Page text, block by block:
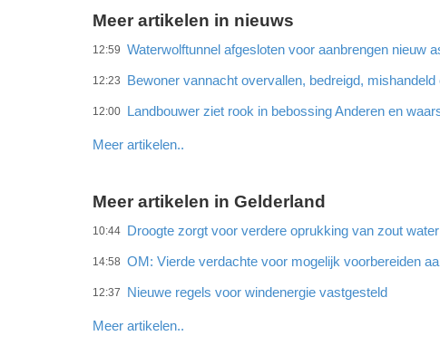
Meer artikelen in nieuws
12:59 Waterwolftunnel afgesloten voor aanbrengen nieuw
12:23 Bewoner vannacht overvallen, bedreigd,
12:00 Landbouwer ziet rook in bebossing Anderen en
Meer artikelen..
Meer artikelen in Gelderland
10:44 Droogte zorgt voor verdere oprukking van zout
14:58 OM: Vierde verdachte voor mogelijk voorbereiden
12:37 Nieuwe regels voor windenergie vastgesteld
Meer artikelen..